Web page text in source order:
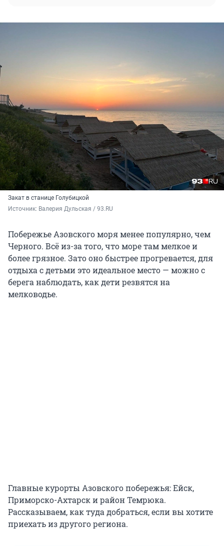
Закат в станице Голубицкой
Источник: Валерия Дульская / 93.RU
Побережье Азовского моря менее популярно, чем
Черного. Всё из-за того, что море там мелкое и
более грязное. Зато оно быстрее прогревается, для
отдыха с детьми это идеальное место — можно с
берега наблюдать, как дети резвятся на
мелководье.
Главные курорты Азовского побережья: Ейск,
Приморско-Ахтарск и район Темрюка.
Рассказываем, как туда добраться, если вы хотите
приехать из другого региона.